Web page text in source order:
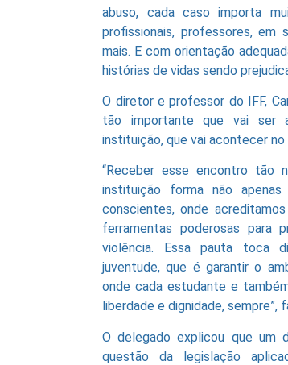
abuso, cada caso importa
profissionais, professores, em
mais. E com orientação
histórias de vidas sendo
O diretor e professor do IFF,
tão importante que vai ser
instituição, que vai acontecer no
“Receber esse encontro tão
instituição forma não apenas
conscientes, onde
ferramentas poderosas para
violência. Essa pauta toca
juventude, que é garantir o
onde cada estudante e
liberdade e dignidade, sempre”,
O delegado explicou que um
questão da legislação